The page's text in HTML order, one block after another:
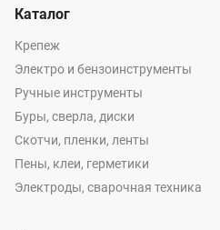
Каталог
Крепеж
Электро и бензоинструменты
Ручные инструменты
Буры, сверла, диски
Скотчи, пленки, ленты
Пены, клеи, герметики
Электроды, сварочная техника